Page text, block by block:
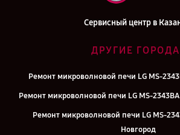
Сервисный центр в
ДРУГИЕ ГОРОДА
Ремонт микроволновой печи LG MS-
Ремонт микроволновой печи LG MS-
Ремонт микроволновой печи LG MS-
Новгород